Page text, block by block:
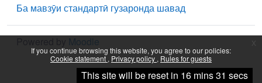
If you continue browsing this website, you agree to our policies:
Cookie statement Privacy policy Rules for guests
Continue
Ба мавзӯи стандартӣ гузаронда шавад
Moodle
This site will be reset in 16 mins 31 secs